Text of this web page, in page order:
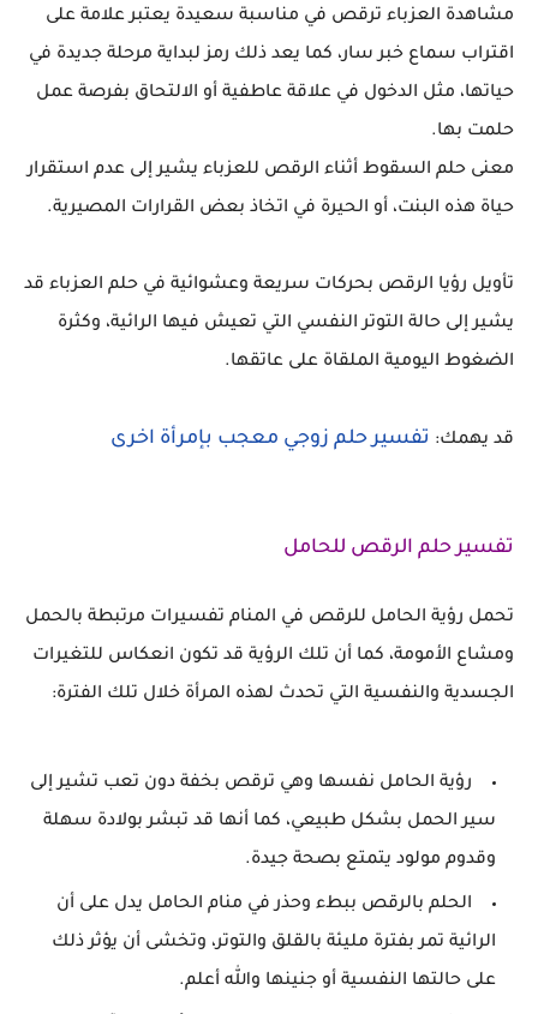
مشاهدة العزباء ترقص في مناسبة سعيدة يعتبر علامة على
اقتراب سماع خبر سار، كما يعد ذلك رمز لبداية مرحلة جديدة في
حياتها، مثل الدخول في علاقة عاطفية أو الالتحاق بفرصة عمل
حلمت بها.
معنى حلم السقوط أثناء الرقص للعزباء يشير إلى عدم استقرار
حياة هذه البنت، أو الحيرة في اتخاذ بعض القرارات المصيرية.
تأويل رؤيا الرقص بحركات سريعة وعشوائية في حلم العزباء قد
يشير إلى حالة التوتر النفسي التي تعيش فيها الرائية، وكثرة
الضغوط اليومية الملقاة على عاتقها.
قد يهمك: تفسير حلم زوجي معجب بإمرأة اخرى
تفسير حلم الرقص للحامل
تحمل رؤية الحامل للرقص في المنام تفسيرات مرتبطة بالحمل
ومشاع الأمومة، كما أن تلك الرؤية قد تكون انعكاس للتغيرات
الجسدية والنفسية التي تحدث لهذه المرأة خلال تلك الفترة:
رؤية الحامل نفسها وهي ترقص بخفة دون تعب تشير إلى
سير الحمل بشكل طبيعي، كما أنها قد تبشر بولادة سهلة
وقدوم مولود يتمتع بصحة جيدة.
الحلم بالرقص ببطء وحذر في منام الحامل يدل على أن
الرائية تمر بفترة مليئة بالقلق والتوتر، وتخشى أن يؤثر ذلك
على حالتها النفسية أو جنينها والله أعلم.